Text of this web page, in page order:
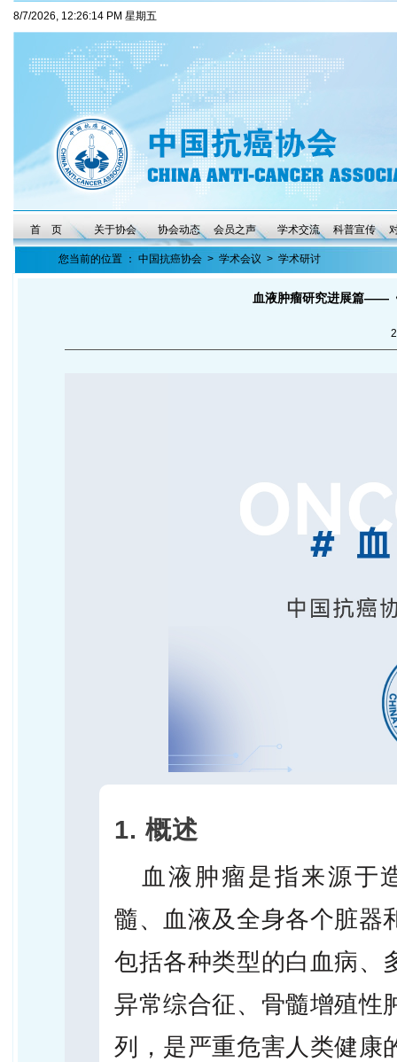
8/7/2026, 12:26:15 PM 星期五
首 页 关于协会 协会动态 会员之声 学术交流 科普宣传
您当前的位置 ： 中国抗癌协会 > 学术会议 > 学术研讨
血液肿瘤研究进展篇——
1. 概述
血液肿瘤是指来源于
髓、血液及全身各个脏器
包括各种类型的白血病、
异常综合征、骨髓增殖性
列，是严重危害人类健康